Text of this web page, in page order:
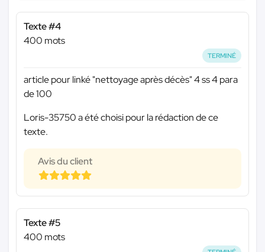
Texte #4
400 mots
TERMINÉ
article pour linké "nettoyage après décès" 4 ss 4 para
de 100
Loris-35750 a été choisi pour la rédaction de ce
texte.
Avis du client
Texte #5
400 mots